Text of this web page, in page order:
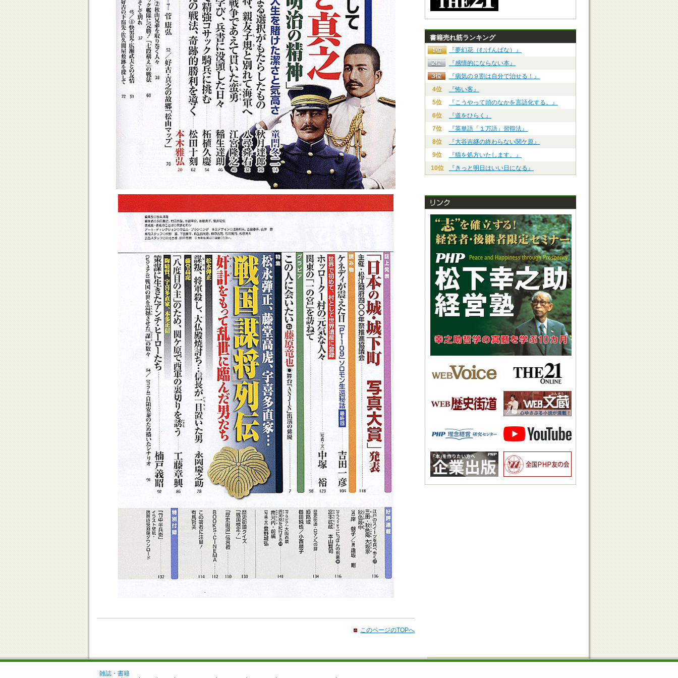
このページのTOPへ
書籍売れ筋ランキング
『夢幻花（むげんばな）』
『感情的にならない本』
『病気の９割は自分で治せる！』
4位
『怖い客』
5位
『こうやって頭のなかを言語化する。』
6位
『道をひらく』
7位
『英単語「１万語」習得法』
8位
『大谷吉継の終わらない関ケ原』
9位
『猫を処方いたします。』
10位
『きっと明日はいい日になる』
雑誌・書籍